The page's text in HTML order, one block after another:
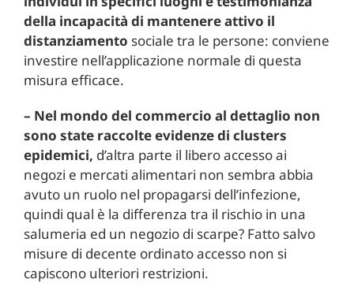
della incapacità di mantenere attivo il
distanziamento sociale tra le persone: conviene
investire nell’applicazione normale di questa
misura efficace.
– Nel mondo del commercio al dettaglio non
sono state raccolte evidenze di clusters
epidemici, d’altra parte il libero accesso ai
negozi e mercati alimentari non sembra abbia
avuto un ruolo nel propagarsi dell’infezione,
quindi qual è la differenza tra il rischio in una
salumeria ed un negozio di scarpe? Fatto salvo
misure di decente ordinato accesso non si
capiscono ulteriori restrizioni.